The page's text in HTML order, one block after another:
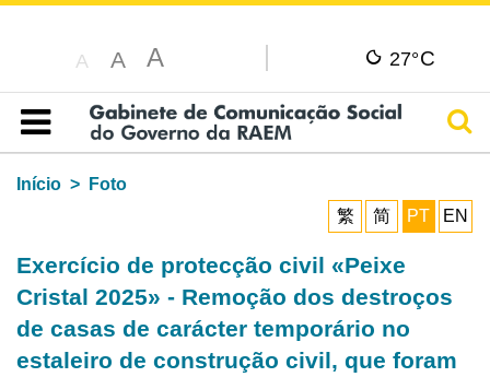
A A A 27°C
Índice
Início
Foto
繁
简 PT EN
Exercício de protecção civil «Peixe
Cristal 2025» - Remoção dos destroços
de casas de carácter temporário no
estaleiro de construção civil, que foram